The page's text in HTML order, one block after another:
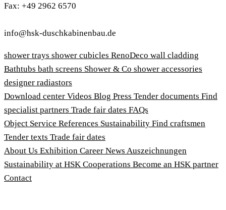
Fax: +49 2962 6570
info@hsk-duschkabinenbau.de
shower trays shower cubicles RenoDeco wall cladding
Bathtubs bath screens Shower & Co shower accessories
designer radiastors
Download center Videos Blog Press Tender documents Find
specialist partners Trade fair dates FAQs
Object Service References Sustainability Find craftsmen
Tender texts Trade fair dates
About Us Exhibition Career News Auszeichnungen
Sustainability at HSK Cooperations Become an HSK partner
Contact